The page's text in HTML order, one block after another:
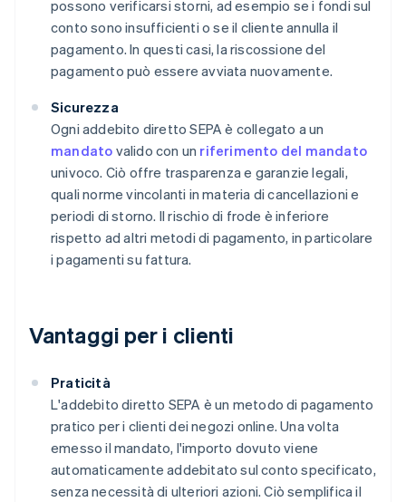
possono verificarsi storni, ad esempio se i fondi sul
conto sono insufficienti o se il cliente annulla il
pagamento. In questi casi, la riscossione del
pagamento può essere avviata nuovamente.
Sicurezza
Ogni addebito diretto SEPA è collegato a un
mandato valido con un riferimento del mandato
univoco. Ciò offre trasparenza e garanzie legali,
quali norme vincolanti in materia di cancellazioni e
periodi di storno. Il rischio di frode è inferiore
rispetto ad altri metodi di pagamento, in particolare
i pagamenti su fattura.
Vantaggi per i clienti
Praticità
L'addebito diretto SEPA è un metodo di pagamento
pratico per i clienti dei negozi online. Una volta
emesso il mandato, l'importo dovuto viene
automaticamente addebitato sul conto specificato,
senza necessità di ulteriori azioni. Ciò semplifica il